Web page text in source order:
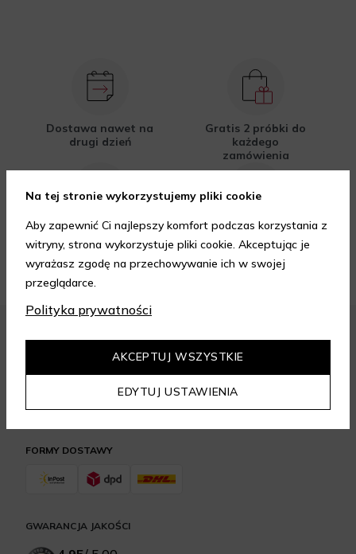
Dostawa nawet na
drugi dzień
Gratis 2 próbki do
każdego
zamówienia
Opakowania
przyjazne
środowisku
Odroczone
płatności
FORMY DOSTAWY
FORMY PŁATNOŚCI
GWARANCJA JAKOŚCI
Na tej stronie wykorzystujemy pliki cookie
Aby zapewnić Ci najlepszy komfort podczas korzystania z
witryny, strona wykorzystuje pliki cookie. Akceptując je
wyrażasz zgodę na przechowywanie ich w swojej
przeglądarce.
Polityka prywatności
EDYTUJ USTAWIENIA
AKCEPTUJ WSZYSTKIE